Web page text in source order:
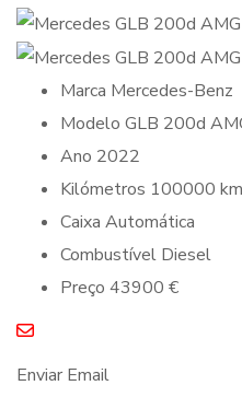
Marca Mercedes-Benz
Modelo GLB 200d
Ano 2022
Kilómetros 100000 km
Caixa Automática
Combustível Diesel
Preço 43900 €
Enviar Email